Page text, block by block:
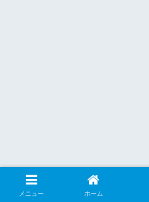
メニュー ホーム